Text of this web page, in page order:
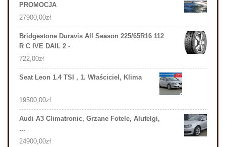
PROMOCJA
27900,00zł
Bridgestone Duravis All Season 225/65R16 112
R C IVE DAIL 2 -
722,00zł
Seat Leon 1.4 TSI , 1. Właściciel, Klima
19500,00zł
Audi A3 Climatronic, Grzane Fotele, Alufelgi,
...
24900,00zł